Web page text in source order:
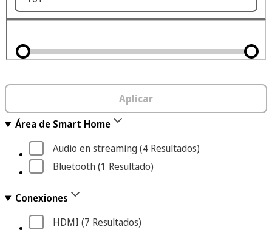
Aplicar
Área de Smart Home
Audio en streaming (4 Resultados)
Bluetooth (1 Resultado)
Conexiones
HDMI (7 Resultados)